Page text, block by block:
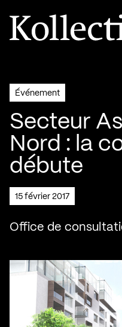
Aller à la page d'accueil
Logo Kollectif
Événement
Secteur
Nord : la
débute
15 février 2017
Office de